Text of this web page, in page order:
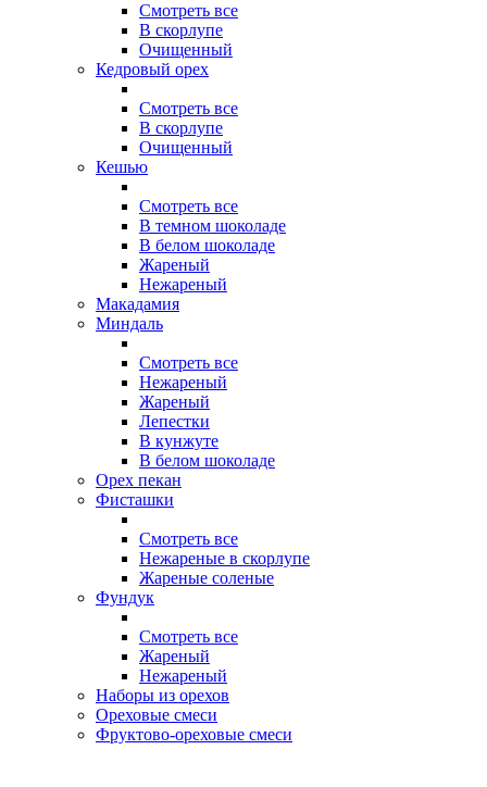
Смотреть все
В скорлупе
Очищенный
Кедровый орех
Смотреть все
В скорлупе
Очищенный
Кешью
Смотреть все
В темном шоколаде
В белом шоколаде
Жареный
Нежареный
Макадамия
Миндаль
Смотреть все
Нежареный
Жареный
Лепестки
В кунжуте
В белом шоколаде
Орех пекан
Фисташки
Смотреть все
Нежареные в скорлупе
Жареные соленые
Фундук
Смотреть все
Жареный
Нежареный
Наборы из орехов
Ореховые смеси
Фруктово-ореховые смеси